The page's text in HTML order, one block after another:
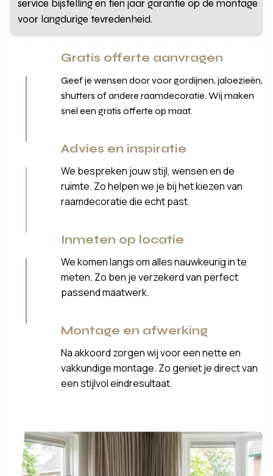
service bijstelling en tien jaar garantie op de montage
voor langdurige tevredenheid.
Gratis offerte aanvragen
Geef je wensen door voor gordijnen, jaloezieën,
shutters of andere raamdecoratie. Wij maken
snel een gratis offerte op maat.
Advies en inspiratie
We bespreken jouw stijl, wensen en de
ruimte. Zo helpen we je bij het kiezen van
raamdecoratie die echt past.
Inmeten op locatie
We komen langs om alles nauwkeurig in te
meten. Zo ben je verzekerd van perfect
passend maatwerk.
Montage en afwerking
Na akkoord zorgen wij voor een nette en
vakkundige montage. Zo geniet je direct van
een stijlvol eindresultaat.